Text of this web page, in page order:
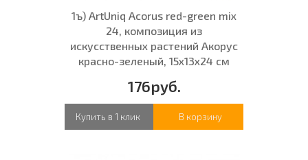
1ъ) ArtUniq Acorus red-green mix
24, композиция из
искусственных растений Акорус
красно-зеленый, 15x13x24 см
176руб.
Купить в 1 клик В корзину